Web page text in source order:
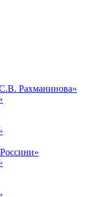
Рахманинова»